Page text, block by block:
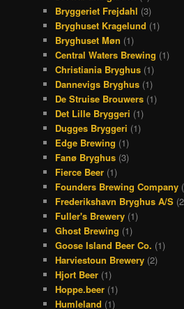
Bryggeriet Frejdahl (3)
Bryghuset Kragelund (1)
Bryghuset Møn (1)
Central Waters Brewing (1)
Christiania Bryghus (1)
Dannevigs Bryghus (1)
De Struise Brouwers (1)
Det Lille Bryggeri (1)
Dugges Bryggeri (1)
Edge Brewing (1)
Fanø Bryghus (3)
Fierce Beer (1)
Founders Brewing Company
Frederikshavn Bryghus A/S
Fuller's Brewery (1)
Ghost Brewing (1)
Goose Island Beer Co. (1)
Harviestoun Brewery (2)
Hjort Beer (1)
Hoppe.beer (1)
Humleland (1)